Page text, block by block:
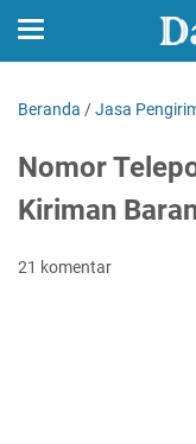
Beranda /Jasa
Nomor
Kiriman
21 komentar